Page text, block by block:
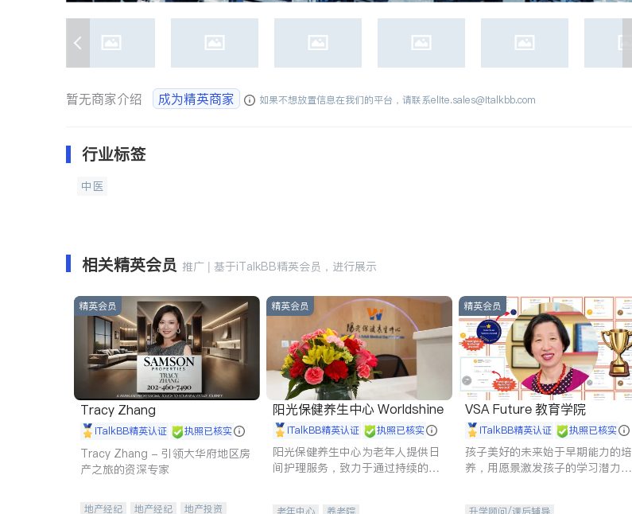
暂无商家介绍 成为精英商家 如果不想放置信息在我们的平台，请联系elite.sales@italkbb.com
行业标签
中医
相关精英会员 推广 | 基于iTalkBB精英会员，进行展示
精英会员
Tracy Zhang
iTalkBB精英认证 执照已核实
Tracy Zhang - 引领大华府地区房
产之旅的资深专家
地产经纪 地产经纪
地产投资
精英会员
阳光保健养生中心 Worldshine
iTalkBB精英认证 执照已核实
阳光保健养生中心为老年人提供日
间护理服务，致力于通过持续的护
老年中心 养老院
精英会员
VSA Future 教育学院
iTalkBB精英认证 执照已核实
孩子美好的未来始于早期能力的培
养，用愿景激发孩子的学习潜力和
升学顾问/课后辅导